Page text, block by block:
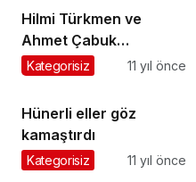
Hilmi Türkmen ve
Ahmet Çabuk
Şalpazarı’na geliyor
Kategorisiz 11 yıl önce
Hünerli eller göz
kamaştırdı
Kategorisiz 11 yıl önce